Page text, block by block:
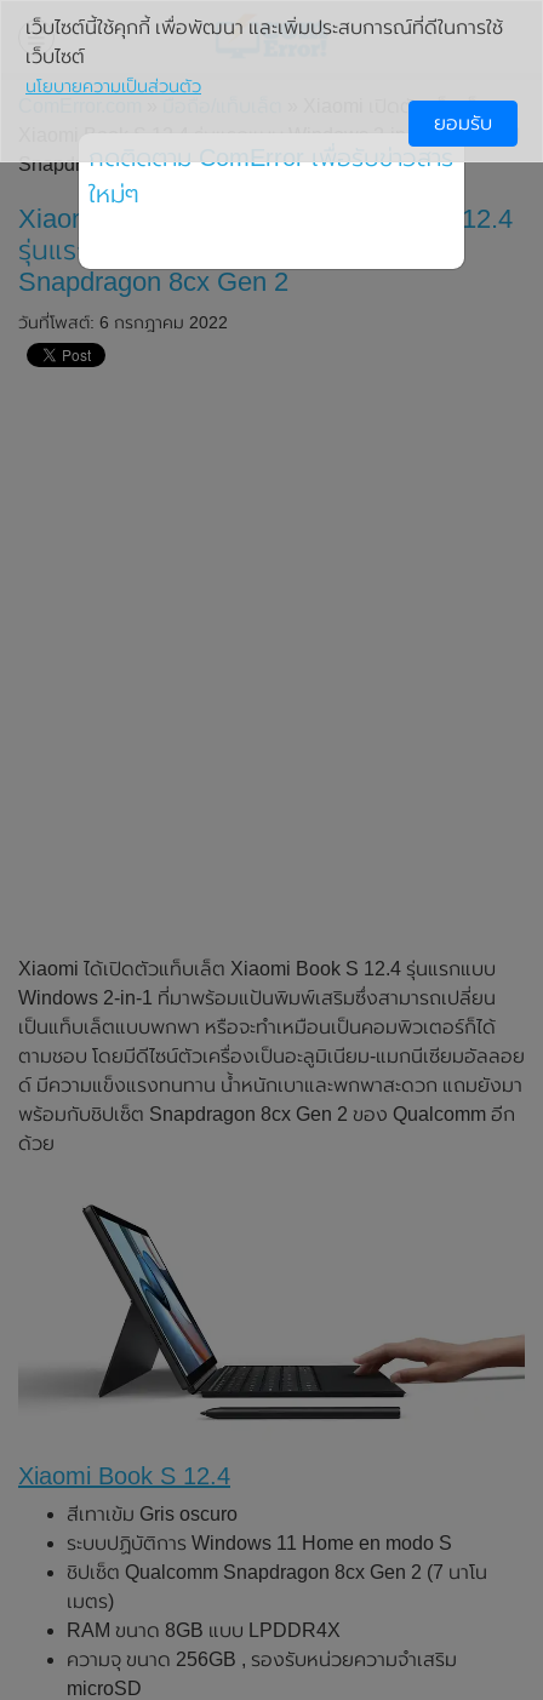
» Xiaomi เปิดตัวแท็บเล็ต
Xiaomi Book S 12.4 รุ่นแรกแบบ Windows 2-in-1 มาพร้อมชิป
Snapdragon 8cx Gen 2
Xiaomi เปิดตัวแท็บเล็ต Xiaomi Book S 12.4
รุ่นแรกแบบ Windows 2-in-1 มาพร้อมชิป
Snapdragon 8cx Gen 2
วันที่โพสต์: 6 กรกฎาคม 2022
Xiaomi ได้เปิดตัวแท็บเล็ต Xiaomi Book S 12.4 รุ่นแรกแบบ
Windows 2-in-1 ที่มาพร้อมแป้นพิมพ์เสริมซึ่งสามารถเปลี่ยน
เป็นแท็บเล็ตแบบพกพา หรือจะทำเหมือนเป็นคอมพิวเตอร์ก็ได้
ตามชอบ โดยมีดีไซน์ตัวเครื่องเป็นอะลูมิเนียม-แมกนีเซียมอัลลอย
ด์ มีความแข็งแรงทนทาน น้ำหนักเบาและพกพาสะดวก แถมยังมา
พร้อมกับชิปเซ็ต Snapdragon 8cx Gen 2 ของ Qualcomm อีก
ด้วย
Xiaomi Book S 12.4
สีเทาเข้ม Gris oscuro
ระบบปฏิบัติการ Windows 11 Home en modo S
ชิปเซ็ต Qualcomm Snapdragon 8cx Gen 2 (7 นาโน
เมตร)
RAM ขนาด 8GB แบบ LPDDR4X
ความจุ ขนาด 256GB , รองรับหน่วยความจำเสริม
microSD
เว็บไซต์นี้ใช้คุกกี้ เพื่อพัฒนา และเพิ่มประสบการณ์ที่ดีในการใช้
เว็บไซต์
นโยบายความเป็นส่วนตัว
ยอมรับ
กดติดตาม ComError เพื่อรับข่าวสาร
ใหม่ๆ